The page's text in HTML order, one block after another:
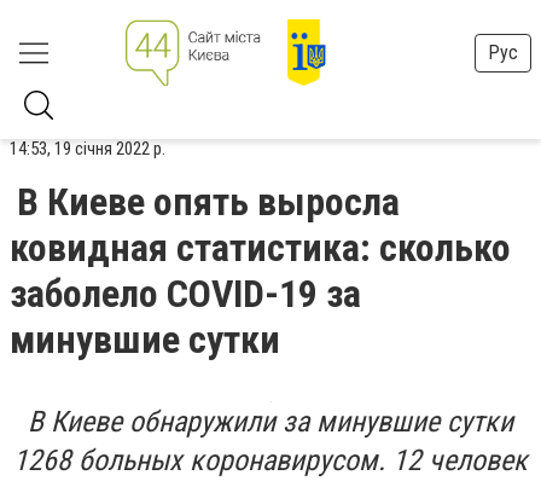
Рус
14:53, 19 січня 2022 р.
В Киеве опять выросла
ковидная статистика: сколько
заболело COVID-19 за
минувшие сутки
В Киеве обнаружили за минувшие сутки
1268 больных коронавирусом. 12 человек